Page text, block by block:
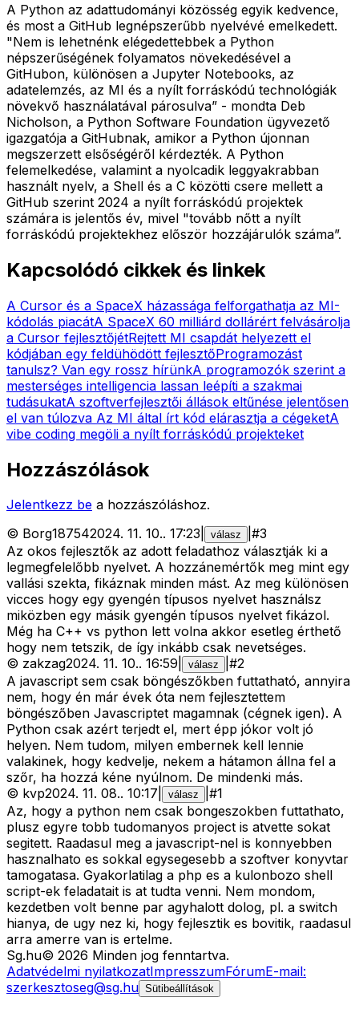
A Python az adattudományi közösség egyik kedvence,
és most a GitHub legnépszerűbb nyelvévé emelkedett.
"Nem is lehetnénk elégedettebbek a Python
népszerűségének folyamatos növekedésével a
GitHubon, különösen a Jupyter Notebooks, az
adatelemzés, az MI és a nyílt forráskódú technológiák
növekvő használatával párosulva” - mondta Deb
Nicholson, a Python Software Foundation ügyvezető
igazgatója a GitHubnak, amikor a Python újonnan
megszerzett elsőségéről kérdezték. A Python
felemelkedése, valamint a nyolcadik leggyakrabban
használt nyelv, a Shell és a C közötti csere mellett a
GitHub szerint 2024 a nyílt forráskódú projektek
számára is jelentős év, mivel "tovább nőtt a nyílt
forráskódú projektekhez először hozzájárulók száma”.
Kapcsolódó cikkek és linkek
A Cursor és a SpaceX házassága felforgathatja az MI-
kódolás piacátA SpaceX 60 milliárd dollárért felvásárolja
a Cursor fejlesztőjétRejtett MI csapdát helyezett el
kódjában egy feldühödött fejlesztőProgramozást
tanulsz? Van egy rossz hírünkA programozók szerint a
mesterséges intelligencia lassan leépíti a szakmai
tudásukatA szoftverfejlesztői állások eltűnése jelentősen
el van túlozva Az MI által írt kód elárasztja a cégeketA
vibe coding megöli a nyílt forráskódú projekteket
Hozzászólások
Jelentkezz be a hozzászóláshoz.
© Borg187542024. 11. 10.. 17:23 válasz #3
Az okos fejlesztők az adott feladathoz választják ki a
legmegfelelőbb nyelvet. A hozzánemértők meg mint egy
vallási szekta, fikáznak minden mást. Az meg különösen
vicces hogy egy gyengén típusos nyelvet használsz
miközben egy másik gyengén típusos nyelvet fikázol.
Még ha C++ vs python lett volna akkor esetleg érthető
hogy nem tetszik, de így inkább csak nevetséges.
© zakzag2024. 11. 10.. 16:59 válasz #2
A javascript sem csak böngészőkben futtatható, annyira
nem, hogy én már évek óta nem fejlesztettem
böngészőben Javascriptet magamnak (cégnek igen). A
Python csak azért terjedt el, mert épp jókor volt jó
helyen. Nem tudom, milyen embernek kell lennie
valakinek, hogy kedvelje, nekem a hátamon állna fel a
szőr, ha hozzá kéne nyúlnom. De mindenki más.
© kvp2024. 11. 08.. 10:17 válasz #1
Az, hogy a python nem csak bongeszokben futtathato,
plusz egyre tobb tudomanyos project is atvette sokat
segitett. Raadasul meg a javascript-nel is konnyebben
hasznalhato es sokkal egysegesebb a szoftver konyvtar
tamogatasa. Gyakorlatilag a php es a kulonbozo shell
script-ek feladatait is at tudta venni. Nem mondom,
kezdetben volt benne par agyhalott dolog, pl. a switch
hianya, de ugy nez ki, hogy fejlesztik es bovitik, raadasul
arra amerre van is ertelme.
Sg.hu© 2026 Minden jog fenntartva.
Adatvédelmi nyilatkozatImpresszumFórumE-mail:
szerkesztoseg@sg.hu Sütibeállítások